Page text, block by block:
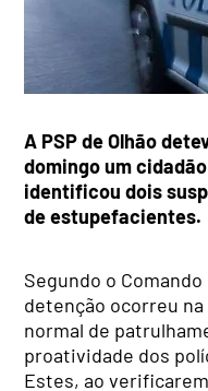
A PSP de Olhão
domingo um
identificou dois
de estupefacientes.
Segundo o
detenção ocorreu
normal de
proatividade dos
Estes, ao